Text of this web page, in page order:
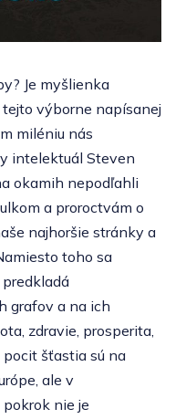
Je myšlienka
výborne napísanej
miléniu nás
intelektuál Steven
okamih nepodľahli
a proroctvám o
najhoršie stránky a
toho sa
grafov a na ich
zdravie, prosperita,
šťastia sú na
ale v
nie je